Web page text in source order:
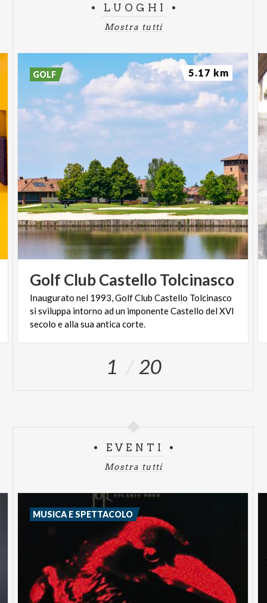
LUOGHI
Mostra tutti
Golf ClubCastelloTolcinasco
Inaugurato nel 1993, Golf Club Castello Tolcinasco
si sviluppa intorno ad un imponente Castello del XVI
secolo e alla sua antica corte.
GOLF 5.17 km
1 20
EVENTI
Mostra tutti
MUSICA E SPETTACOLO